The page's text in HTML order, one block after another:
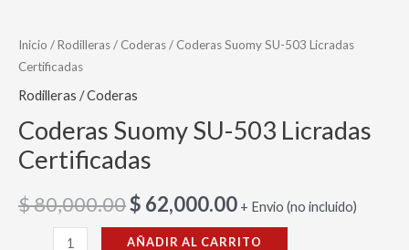
Inicio /Rodilleras / Coderas/ Coderas Suomy SU-503 Licradas
Certificadas
Rodilleras / Coderas
Coderas Suomy SU-503 Licradas
Certificadas
$80,000.00$ 62,000.00 + Envio (no incluido)
AÑADIR AL CARRITO